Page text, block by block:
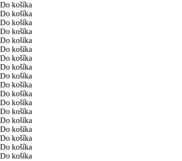
Do košíka
Do košíka
Do košíka
Do košíka
Do košíka
Do košíka
Do košíka
Do košíka
Do košíka
Do košíka
Do košíka
Do košíka
Do košíka
Do košíka
Do košíka
Do košíka
Do košíka
Do košíka